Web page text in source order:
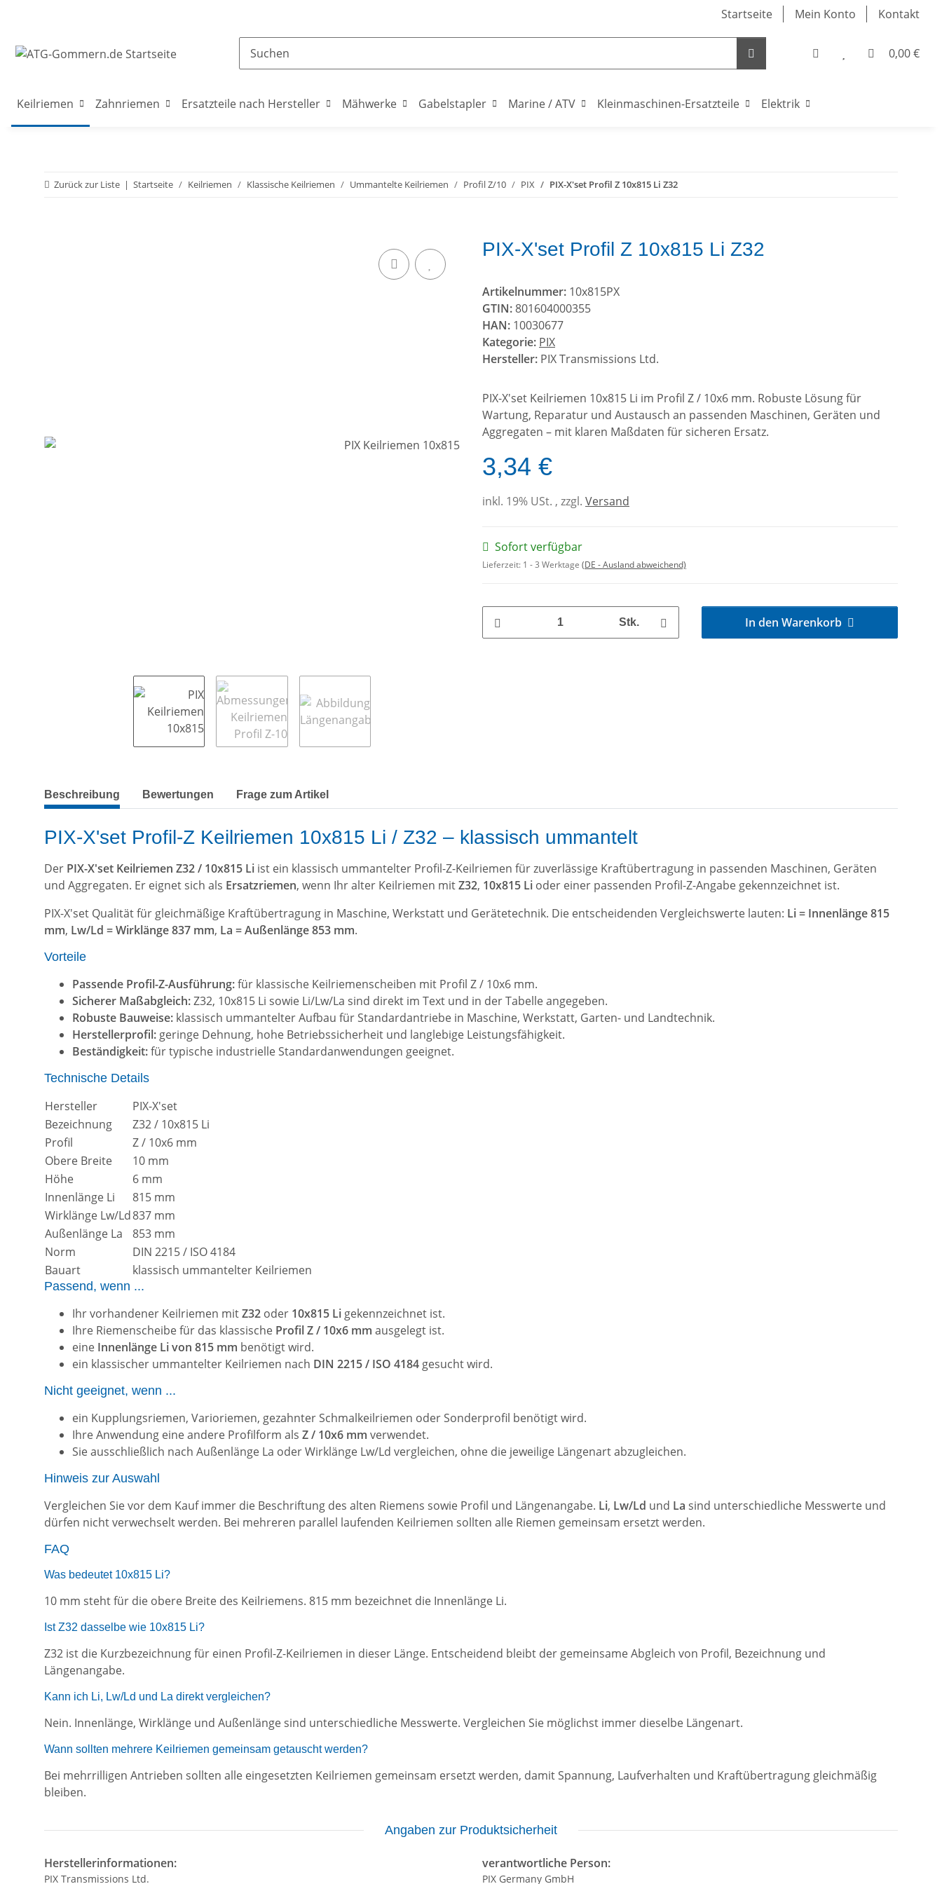
Startseite Mein Konto Kontakt
0,00 €
Keilriemen Zahnriemen Ersatzteile nach Hersteller Mähwerke Gabelstapler Marine / ATV Kleinmaschinen-Ersatzteile Elektrik
Zurück zur Liste Startseite Keilriemen Klassische Keilriemen Ummantelte Keilriemen Profil Z/10 PIX PIX-X'set Profil Z 10x815 Li Z32
PIX-X'set Profil Z 10x815 Li Z32
Artikelnummer: 10x815PX
GTIN:801604000355
HAN: 10030677
Kategorie: PIX
Hersteller: PIX Transmissions Ltd.
PIX-X'set Keilriemen 10x815 Li im Profil Z / 10x6 mm. Robuste Lösung für
Wartung, Reparatur und Austausch an passenden Maschinen, Geräten und
Aggregaten – mit klaren Maßdaten für sicheren Ersatz.
3,34 €
inkl. 19% USt. , zzgl. Versand
Sofort verfügbar
Lieferzeit: 1 - 3 Werktage (DE - Ausland abweichend)
Stk. In den Warenkorb
weitere Registerkarten anzeigen
Beschreibung Bewertungen Frage zum Artikel
PIX-X'set Profil-Z Keilriemen 10x815 Li / Z32 – klassisch ummantelt
Der PIX-X'set Keilriemen Z32 / 10x815 Li ist ein klassisch ummantelter Profil-Z-Keilriemen für zuverlässige Kraftübertragung in passenden Maschinen, Geräten
und Aggregaten. Er eignet sich als Ersatzriemen, wenn Ihr alter Keilriemen mitZ32, 10x815 Li oder einer passenden Profil-Z-Angabe gekennzeichnet ist.
PIX-X'set Qualität für gleichmäßige Kraftübertragung in Maschine, Werkstatt und Gerätetechnik. Die entscheidenden Vergleichswerte lauten: Li = Innenlänge 815
mm, Lw/Ld = Wirklänge 837 mm, La = Außenlänge 853 mm.
Vorteile
Passende Profil-Z-Ausführung:für klassische Keilriemenscheiben mit Profil Z / 10x6 mm.
Sicherer Maßabgleich:Z32, 10x815 Li sowie Li/Lw/La sind direkt im Text und in der Tabelle angegeben.
Robuste Bauweise: klassisch ummantelter Aufbau für Standardantriebe in Maschine, Werkstatt, Garten- und Landtechnik.
Herstellerprofil: geringe Dehnung, hohe Betriebssicherheit und langlebige Leistungsfähigkeit.
Beständigkeit:für typische industrielle Standardanwendungen geeignet.
Technische Details
Hersteller
PIX-X'set
Bezeichnung
Z32 / 10x815 Li
Profil
Z / 10x6 mm
Obere Breite
10 mm
Höhe
6 mm
Innenlänge Li
815 mm
Wirklänge Lw/Ld837 mm
Außenlänge La
853 mm
Norm
DIN 2215 / ISO 4184
Bauart
klassisch ummantelter Keilriemen
Passend, wenn ...
Ihr vorhandener Keilriemen mitZ32 oder 10x815 Li gekennzeichnet ist.
Ihre Riemenscheibe für das klassische Profil Z / 10x6 mm ausgelegt ist.
eine Innenlänge Li von 815 mm benötigt wird.
ein klassischer ummantelter Keilriemen nach DIN 2215 / ISO 4184 gesucht wird.
Nicht geeignet, wenn ...
ein Kupplungsriemen, Varioriemen, gezahnter Schmalkeilriemen oder Sonderprofil benötigt wird.
Ihre Anwendung eine andere Profilform als Z / 10x6 mm verwendet.
Sie ausschließlich nach Außenlänge La oder Wirklänge Lw/Ld vergleichen, ohne die jeweilige Längenart abzugleichen.
Hinweis zur Auswahl
Vergleichen Sie vor dem Kauf immer die Beschriftung des alten Riemens sowie Profil und Längenangabe. Li, Lw/Ld und La sind unterschiedliche Messwerte und
dürfen nicht verwechselt werden. Bei mehreren parallel laufenden Keilriemen sollten alle Riemen gemeinsam ersetzt werden.
FAQ
Was bedeutet 10x815 Li?
10 mm steht für die obere Breite des Keilriemens. 815 mm bezeichnet die Innenlänge Li.
Ist Z32 dasselbe wie 10x815 Li?
Z32 ist die Kurzbezeichnung für einen Profil-Z-Keilriemen in dieser Länge. Entscheidend bleibt der gemeinsame Abgleich von Profil, Bezeichnung und
Längenangabe.
Kann ich Li, Lw/Ld und La direkt vergleichen?
Nein. Innenlänge, Wirklänge und Außenlänge sind unterschiedliche Messwerte. Vergleichen Sie möglichst immer dieselbe Längenart.
Wann sollten mehrere Keilriemen gemeinsam getauscht werden?
Bei mehrrilligen Antrieben sollten alle eingesetzten Keilriemen gemeinsam ersetzt werden, damit Spannung, Laufverhalten und Kraftübertragung gleichmäßig
bleiben.
Angaben zur Produktsicherheit
Herstellerinformationen:
PIX Transmissions Ltd.
verantwortliche Person:
PIX Germany GmbH